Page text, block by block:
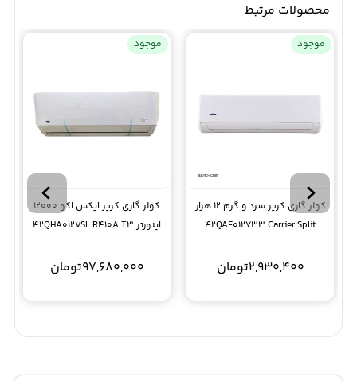
محصولات مرتبط
موجود
کولر گازی کریر سرد و گرم 12 هزار
42QAF012733 Carrier Split
2,930,400تومان
موجود
کولر گازی کریر ایکس اکو 12000
اینورتر 42QHA012VSL R410A T3
97,680,000تومان